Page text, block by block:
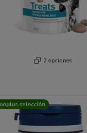
2 opciones
selección